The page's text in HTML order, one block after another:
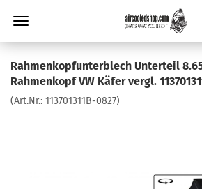
Rahmenkopfunterblech Unterteil
Rahmenkopf VW Käfer vergl.
(Art.Nr.: 113701311B-0827)